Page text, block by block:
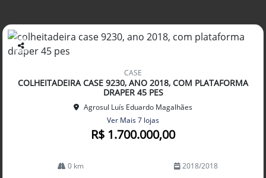
Co
arti
lhe
CASE
COLHEITADEIRA CASE 9230, ANO 2018, COM PLATAFORMA
DRAPER 45 PES
Agrosul Luís Eduardo Magalhães
Ver Mais 7 lojas
R$ 1.700.000,00
0 km 2018/2018